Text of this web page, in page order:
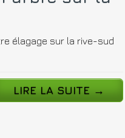
élagage sur la rive-sud
LIRE LA SUITE →